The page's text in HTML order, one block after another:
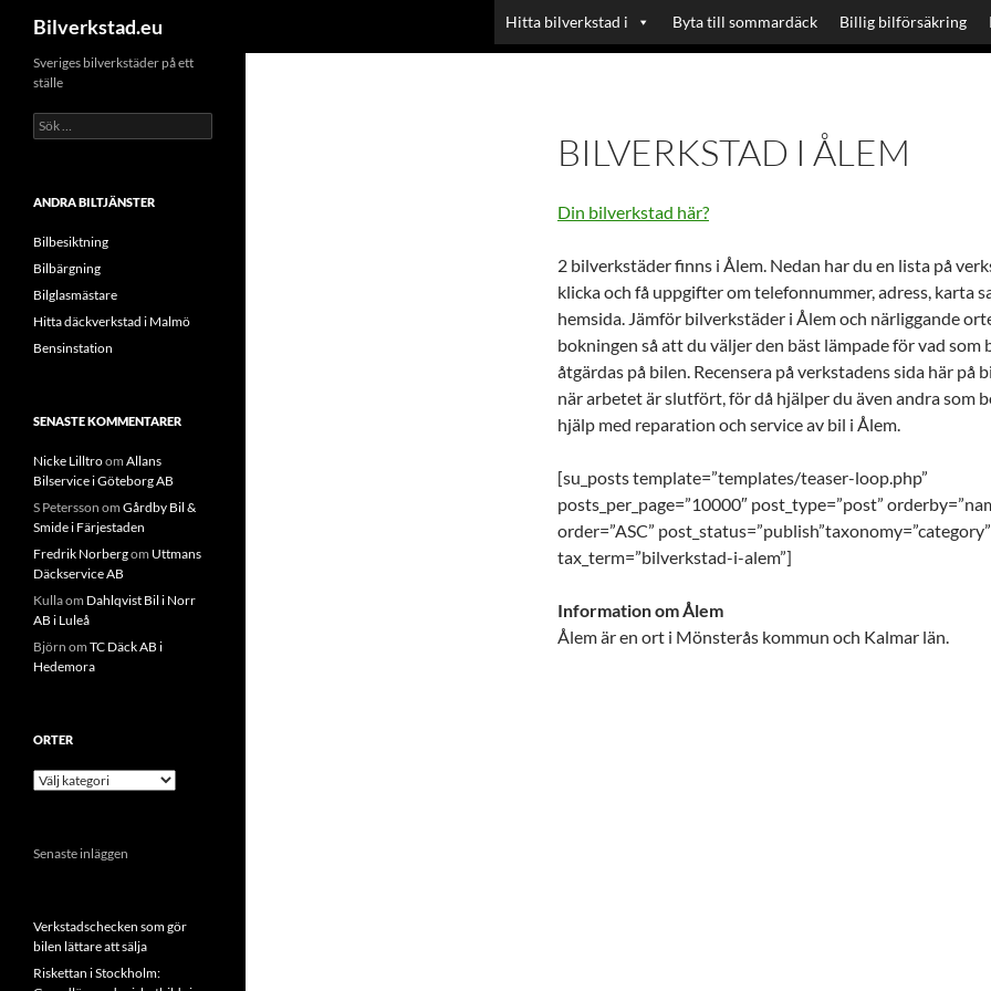
Hoppa
innehåll
Bilverkstad.eu Hitta bilverkstad i Byta till sommardäck Billig bilförsäkring
BILVERKSTAD I ÅLEM
Din bilverkstad här?
2 bilverkstäder finns i Ålem. Nedan har du en lista på
klicka och få uppgifter om telefonnummer, adress, karta
hemsida. Jämför bilverkstäder i Ålem och närliggande
bokningen så att du väljer den bäst lämpade för vad som
åtgärdas på bilen. Recensera på verkstadens sida här på
när arbetet är slutfört, för då hjälper du även andra som
hjälp med reparation och service av bil i Ålem.
[su_posts template=”templates/teaser-loop.php”
posts_per_page=”10000″ post_type=”post”
order=”ASC” post_status=”publish”taxonomy=”category”
tax_term=”bilverkstad-i-alem”]
Information om Ålem
Ålem är en ort i Mönsterås kommun och Kalmar län.
Sveriges bilverkstäder på ett
ställe
Sök
efter:
ANDRA BILTJÄNSTER
Bilbesiktning
Bilbärgning
Bilglasmästare
Hitta däckverkstad i Malmö
Bensinstation
SENASTE KOMMENTARER
Nicke Lilltroom Allans
Bilservice i Göteborg AB
S Petersson om Gårdby Bil &
Smide i Färjestaden
Fredrik Norbergom Uttmans
Däckservice AB
Kullaom Dahlqvist Bil i Norr
AB i Luleå
Björn om TC Däck AB i
Hedemora
ORTER
Orter
Senaste inläggen
Verkstadschecken som gör
bilen lättare att sälja
Riskettan i Stockholm: